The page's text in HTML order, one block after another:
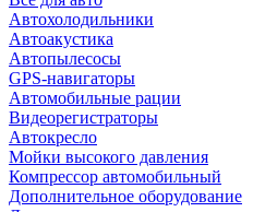
Автохолодильники
Автоакустика
Автопылесосы
GPS-навигаторы
Автомобильные рации
Видеорегистраторы
Автокресло
Мойки высокого давления
Компрессор автомобильный
Дополнительное оборудование